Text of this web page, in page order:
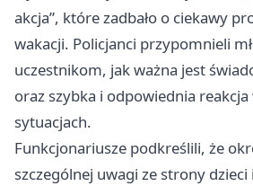
akcja”, które zadbało o ciekawy
wakacji. Policjanci przypomnieli
uczestnikom, jak ważna jest
oraz szybka i odpowiednia
sytuacjach.
Funkcjonariusze podkreślili, że
szczególnej uwagi ze strony